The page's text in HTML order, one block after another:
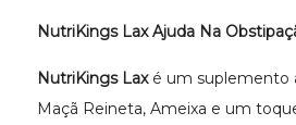
NutriKings Lax Ajuda Na
NutriKings Lax é um suplemento
Maçã Reineta, Ameixa e um